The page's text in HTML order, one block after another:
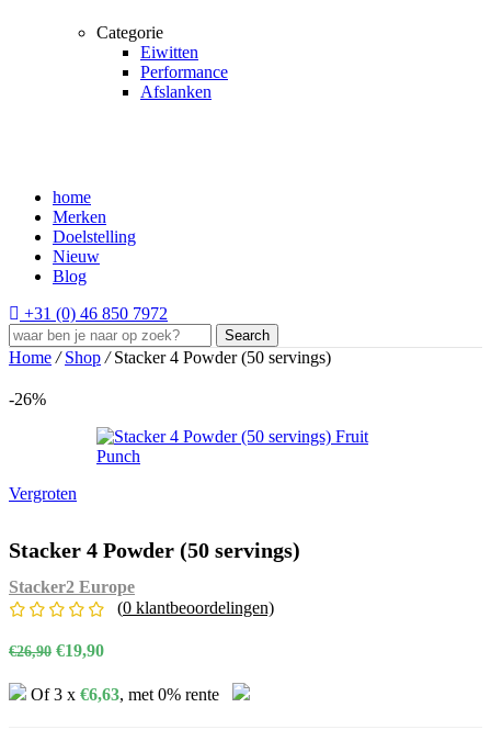
Categorie
Eiwitten
Performance
Afslanken
home
Merken
Doelstelling
Nieuw
Blog
+31 (0) 46 850 7972
Search
Home / Shop / Stacker 4 Powder (50 servings)
-26%
Vergroten
Stacker 4 Powder (50 servings)
Stacker2 Europe
(0 klantbeoordelingen)
€26,90 Oorspronkelijke prijs was: €26,90.
€19,90
Of 3 x €6,63, met 0% rente